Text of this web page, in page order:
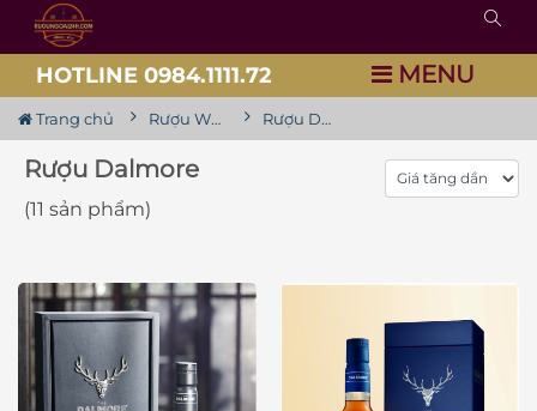
HOTLINE 0984.1111.72 MENU
Trang chủ Rượu Whisky Rượu Dalmore
Rượu Dalmore
(11 sản phẩm)